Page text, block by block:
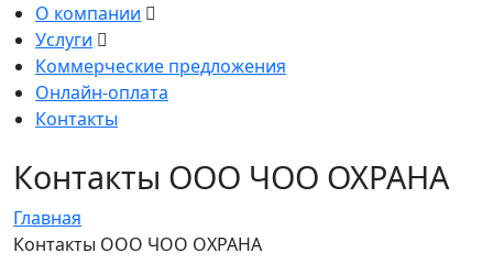
О компании
Услуги
Коммерческие предложения
Онлайн-оплата
Контакты
Контакты ООО ЧОО ОХРАНА
Главная
Контакты ООО ЧОО ОХРАНА